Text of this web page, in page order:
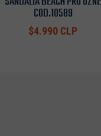
COD.10589
$4.990 CLP